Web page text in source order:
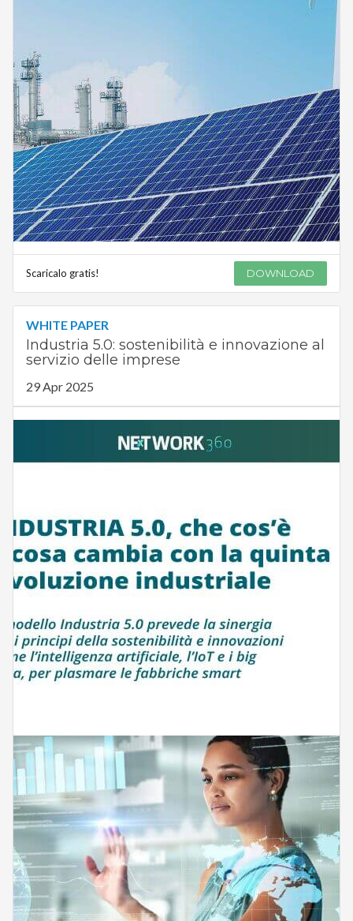
Scaricalo gratis! DOWNLOAD
WHITE PAPER
Industria 5.0: sostenibilità e innovazione al
servizio delle imprese
29 Apr 2025